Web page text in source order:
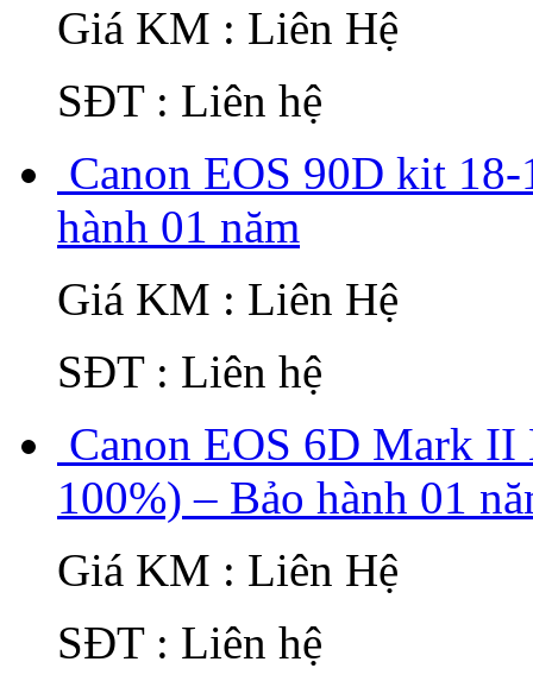
Giá KM : Liên Hệ
SĐT : Liên hệ
Canon EOS 90D kit
hành 01 năm
Giá KM : Liên Hệ
SĐT : Liên hệ
Canon EOS 6D Mark
100%) – Bảo hành 01
Giá KM : Liên Hệ
SĐT : Liên hệ